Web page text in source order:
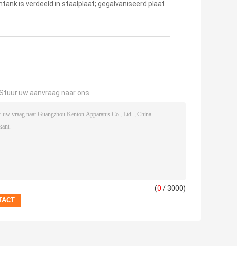
is verdeeld in staalplaat; gegalvaniseerd plaat
uw aanvraag naar ons
(0 / 3000)